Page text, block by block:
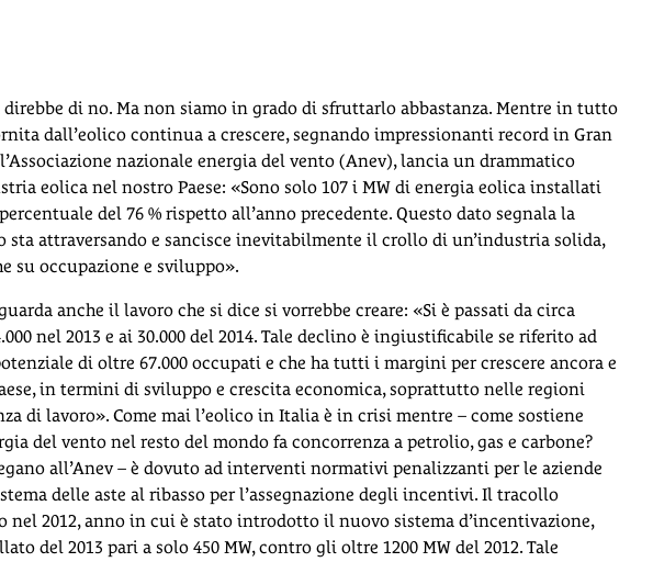
direbbe di no. Ma non siamo in grado di sfruttarlo abbastanza. Mentre in tutto
dall’eolico continua a crescere, segnando impressionanti record in Gran
nazionale energia del vento (Anev), lancia un drammatico
eolica nel nostro Paese: «Sono solo 107 i MW di energia eolica installati
del 76 % rispetto all’anno precedente. Questo dato segnala la
sta attraversando e sancisce inevitabilmente il crollo di un’industria solida,
su occupazione e sviluppo».
anche il lavoro che si dice si vorrebbe creare: «Si è passati da circa
nel 2013 e ai 30.000 del 2014. Tale declino è ingiustificabile se riferito ad
di oltre 67.000 occupati e che ha tutti i margini per crescere ancora e
in termini di sviluppo e crescita economica, soprattutto nelle regioni
di lavoro». Come mai l’eolico in Italia è in crisi mentre – come sostiene
del vento nel resto del mondo fa concorrenza a petrolio, gas e carbone?
all’Anev – è dovuto ad interventi normativi penalizzanti per le aziende
delle aste al ribasso per l’assegnazione degli incentivi. Il tracollo
2012, anno in cui è stato introdotto il nuovo sistema d’incentivazione,
del 2013 pari a solo 450 MW, contro gli oltre 1200 MW del 2012. Tale